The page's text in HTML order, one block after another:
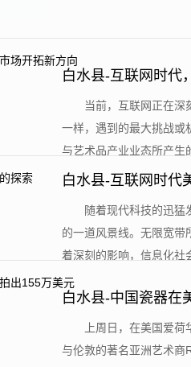
白水县-互联网时代
当前，互联网正在深
一样，遇到的最大挑战或
与艺术品产业业态所产生
白水县-互联网时代
随着现代科技的迅猛
的一道风景线。无限宽带
着深刻的影响，信息化社
白水县-中国瓷器在
上周日，在美国爱
与伦敦的著名亚洲艺术商